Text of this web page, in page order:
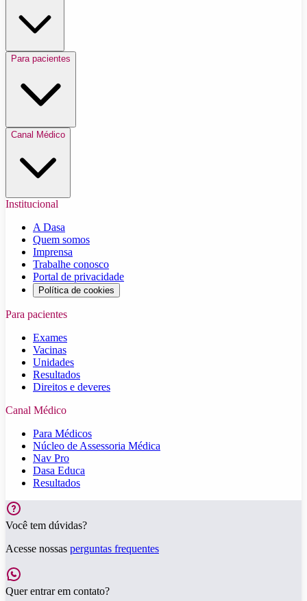
Para pacientes
Canal Médico
Institucional
A Dasa
Quem somos
Imprensa
Trabalhe conosco
Portal de privacidade
Política de cookies
Para pacientes
Exames
Vacinas
Unidades
Resultados
Direitos e deveres
Canal Médico
Para Médicos
Núcleo de Assessoria Médica
Nav Pro
Dasa Educa
Resultados
Você tem dúvidas?
Acesse nossas perguntas frequentes
Quer entrar em contato?